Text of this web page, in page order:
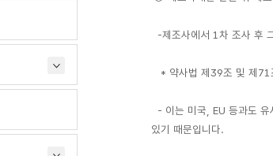
-제조사에서 1차 조사 후
* 약사법 제39조 및 제71
- 이는 미국, EU 등과도 유
있기 때문입니다.